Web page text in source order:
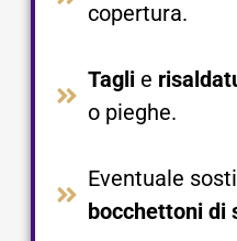
copertura.​
Tagli e
o pieghe.​
Eventuale
bocchettoni di